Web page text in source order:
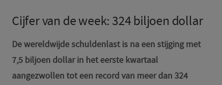
Cijfer van de week: 324 biljoen dollar
De wereldwijde schuldenlast is na een stijging met
7,5 biljoen dollar in het eerste kwartaal
aangezwollen tot een record van meer dan 324